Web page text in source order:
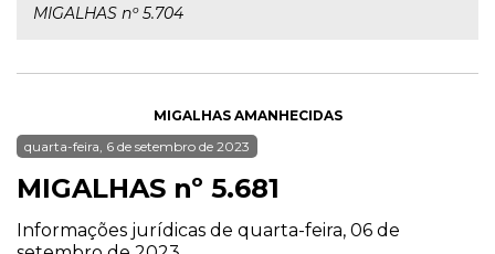
MIGALHAS nº 5.704
MIGALHAS AMANHECIDAS
quarta-feira, 6 de setembro de 2023
MIGALHAS nº 5.681
Informações jurídicas de quarta-feira, 06 de